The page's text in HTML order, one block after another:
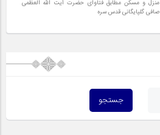
منزل و مسکن مطابق فتاوای حضرت آیت الله العظمی
صافی گلپایگانی قدس سره